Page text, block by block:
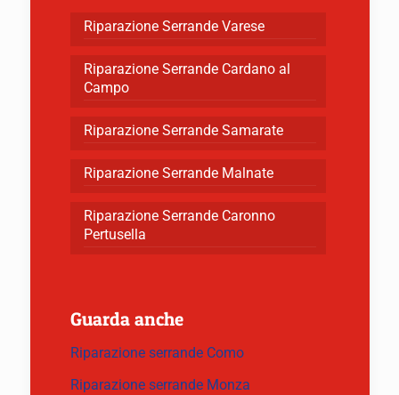
Riparazione Serrande Varese
Riparazione Serrande Cardano al
Campo
Riparazione Serrande Samarate
Riparazione Serrande Malnate
Riparazione Serrande Caronno
Pertusella
Guarda anche
Riparazione serrande Como
Riparazione serrande Monza